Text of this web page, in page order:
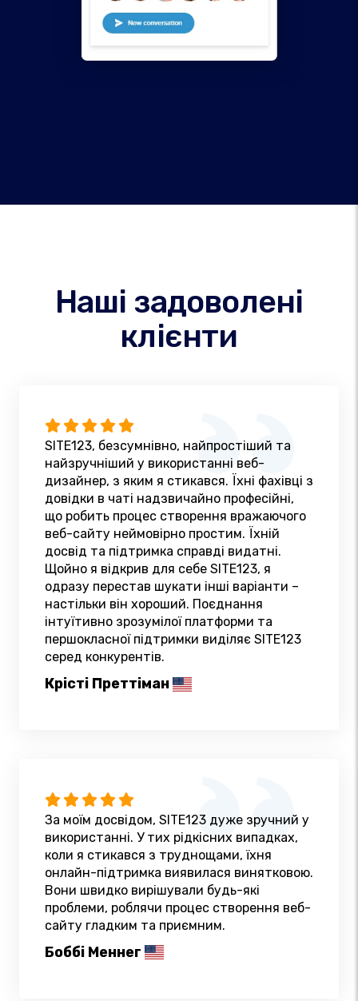
Наші задоволені
клієнти
SITE123, безсумнівно, найпростіший та
найзручніший у використанні веб-
дизайнер, з яким я стикався. Їхні фахівці з
довідки в чаті надзвичайно професійні,
що робить процес створення вражаючого
веб-сайту неймовірно простим. Їхній
досвід та підтримка справді видатні.
Щойно я відкрив для себе SITE123, я
одразу перестав шукати інші варіанти –
настільки він хороший. Поєднання
інтуїтивно зрозумілої платформи та
першокласної підтримки виділяє SITE123
серед конкурентів.
Крісті Преттіман
За моїм досвідом, SITE123 дуже зручний у
використанні. У тих рідкісних випадках,
коли я стикався з труднощами, їхня
онлайн-підтримка виявилася винятковою.
Вони швидко вирішували будь-які
проблеми, роблячи процес створення веб-
сайту гладким та приємним.
Боббі Меннег